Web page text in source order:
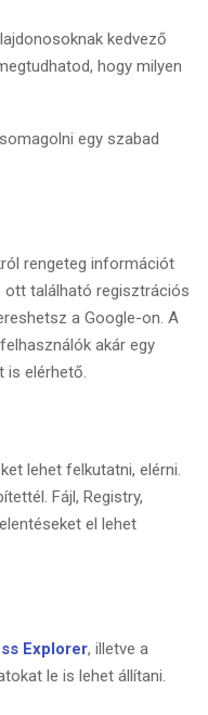
kedvező
hogy milyen
egy szabad
rengeteg információt
ott található regisztrációs
a Google-on. A
akár egy
is elérhető.
lehet felkutatni, elérni.
Fájl, Registry,
el lehet
Explorer, illetve a
le is lehet állítani.